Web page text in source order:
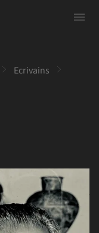
Ecrivains